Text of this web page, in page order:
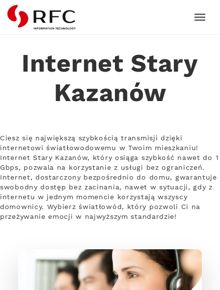
RFC
Internet Stary
Kazanów
Ciesz się największą szybkością transmisji dzięki
internetowi światłowodowemu w Twoim mieszkaniu!
Internet Stary Kazanów, który osiąga szybkość nawet do 1
Gbps, pozwala na korzystanie z usługi bez ograniczeń.
Internet, dostarczony bezpośrednio do domu, gwarantuje
swobodny dostęp bez zacinania, nawet w sytuacji, gdy z
internetu w jednym momencie korzystają wszyscy
domownicy. Wybierz światłowód, który pozwoli Ci na
przeżywanie emocji w najwyższym standardzie!